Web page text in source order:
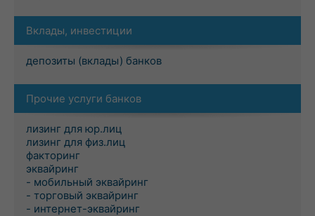
Вклады, инвестиции
депозиты (вклады) банков
Прочие услуги банков
лизинг для юр.лиц
лизинг для физ.лиц
факторинг
эквайринг
- мобильный эквайринг
- торговый эквайринг
- интернет-эквайринг